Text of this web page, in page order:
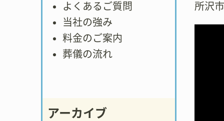
よくあるご質問
当社の強み
料金のご案内
葬儀の流れ
アーカイブ
所沢